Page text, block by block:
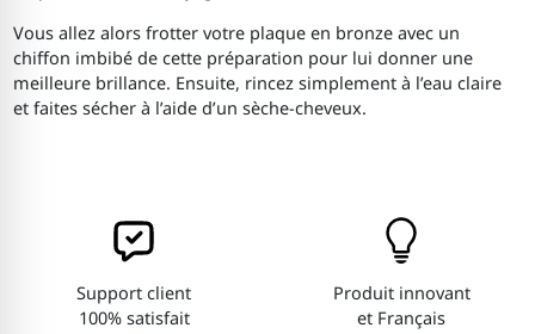
Vous allez alors frotter votre plaque en bronze avec un
chiffon imbibé de cette préparation pour lui donner une
meilleure brillance. Ensuite, rincez simplement à l’eau claire
et faites sécher à l’aide d’un sèche-cheveux.
Support client
100% satisfait
Produit innovant
et Français